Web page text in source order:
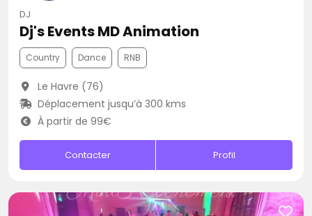
DJ
Dj's Events MD Animation
Country Dance RNB
Le Havre (76)
Déplacement jusqu’à 300 kms
À partir de 99€
Contacter Profil